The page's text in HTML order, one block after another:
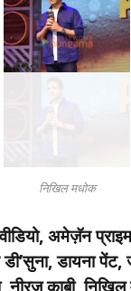
निखिल मधोक
अमेज़ॅन प्राइम
डी’सुना, डायना
नीरज काबी,